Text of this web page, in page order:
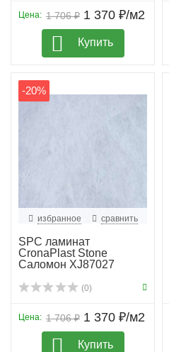
1 706 ₽
Цена: 1 370 ₽/м2
Купить
-20%
избранное сравнить
SPC ламинат
CronaPlast Stone
Саломон XJ87027
(0)
1 706 ₽
Цена: 1 370 ₽/м2
Купить